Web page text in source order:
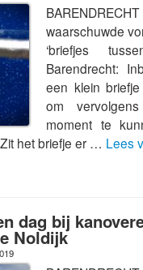
waarschuwde
‘briefjes
Barendrecht:
een klein
om
moment te
het briefje er … Lees
dag bij
Noldijk